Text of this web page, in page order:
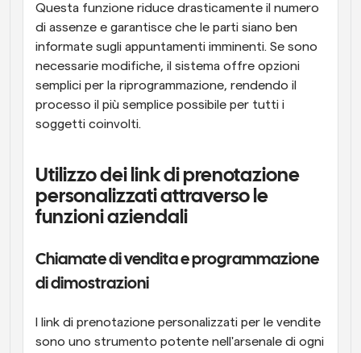
Questa funzione riduce drasticamente il numero
di assenze e garantisce che le parti siano ben
informate sugli appuntamenti imminenti. Se sono
necessarie modifiche, il sistema offre opzioni
semplici per la riprogrammazione, rendendo il
processo il più semplice possibile per tutti i
soggetti coinvolti.
Utilizzo dei link di prenotazione
personalizzati attraverso le
funzioni aziendali
Chiamate di vendita e programmazione
di dimostrazioni
I link di prenotazione personalizzati per le vendite
sono uno strumento potente nell'arsenale di ogni